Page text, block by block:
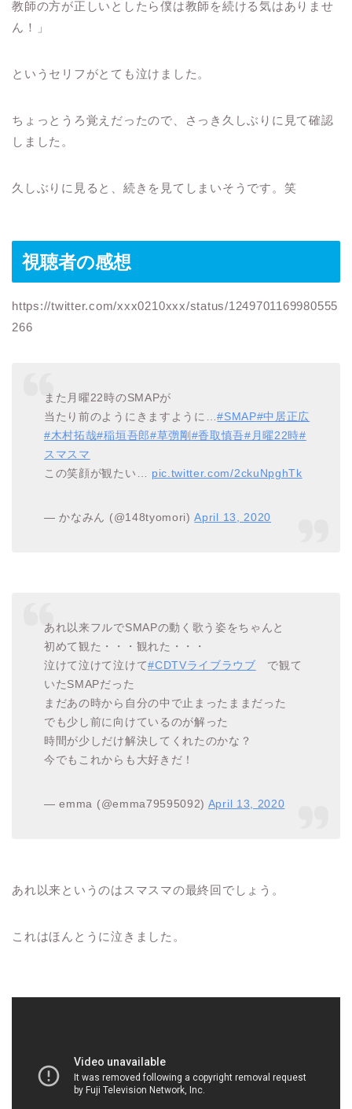
教師の方が正しいとしたら僕は教師を続ける気はありませ
ん！」
というセリフがとても泣けました。
ちょっとうろ覚えだったので、さっき久しぶりに見て確認
しました。
久しぶりに見ると、続きを見てしまいそうです。笑
視聴者の感想
https://twitter.com/xxx0210xxx/status/1249701169980555
266
また月曜22時のSMAPが
当たり前のようにきますように…#SMAP#中居正広
#木村拓哉#稲垣吾郎#草彅剛 #香取慎吾#月曜22時#
スマスマ
この笑顔が観たい… pic.twitter.com/2ckuNpghTk
— かなみん (@148tyomori)April 13, 2020
あれ以来フルでSMAPの動く歌う姿をちゃんと
初めて観た・・・観れた・・・
泣けて泣けて泣けて#CDTVライブラウブ
で観て
いたSMAPだった
まだあの時から自分の中で止まったままだった
でも少し前に向けているのが解った
時間が少しだけ解決してくれたのかな？
今でもこれからも大好きだ！
— emma (@emma79595092) April 13, 2020
あれ以来というのはスマスマの最終回でしょう。
これはほんとうに泣きました。